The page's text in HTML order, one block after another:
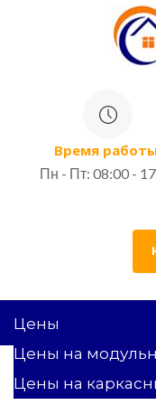
Время
Пн - Пт: 08:00 -
Цены
Цены на
Цены на